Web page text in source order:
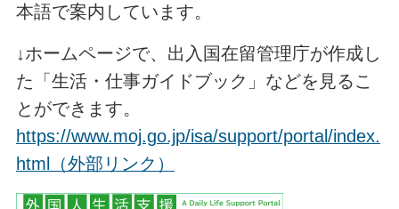
本語で案内しています。
↓ホームページで、出入国在留管理庁が作成し
た「生活・仕事ガイドブック」などを見るこ
とができます。
https://www.moj.go.jp/isa/support/portal/index.
html（外部リンク）